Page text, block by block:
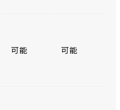
可能 可能